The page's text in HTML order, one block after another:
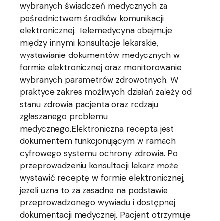
wybranych świadczeń medycznych za
pośrednictwem środków komunikacji
elektronicznej. Telemedycyna obejmuje
między innymi konsultacje lekarskie,
wystawianie dokumentów medycznych w
formie elektronicznej oraz monitorowanie
wybranych parametrów zdrowotnych. W
praktyce zakres możliwych działań zależy od
stanu zdrowia pacjenta oraz rodzaju
zgłaszanego problemu
medycznego.Elektroniczna recepta jest
dokumentem funkcjonującym w ramach
cyfrowego systemu ochrony zdrowia. Po
przeprowadzeniu konsultacji lekarz może
wystawić receptę w formie elektronicznej,
jeżeli uzna to za zasadne na podstawie
przeprowadzonego wywiadu i dostępnej
dokumentacji medycznej. Pacjent otrzymuje